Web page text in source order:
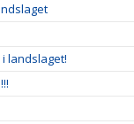
landslaget!